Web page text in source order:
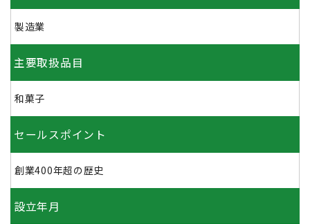
製造業
主要取扱品目
和菓子
セールスポイント
創業400年超の歴史
設立年月